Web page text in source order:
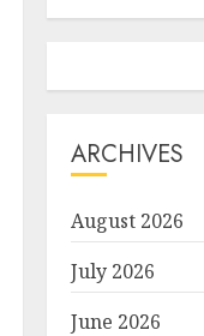
ARCHIVES
August 2026
July 2026
June 2026